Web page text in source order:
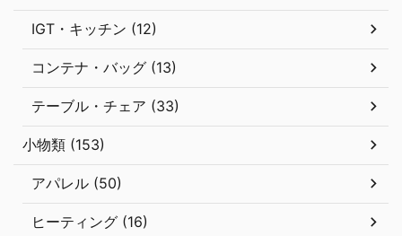
IGT・キッチン (12)
コンテナ・バッグ (13)
テーブル・チェア (33)
小物類 (153)
アパレル (50)
ヒーティング (16)